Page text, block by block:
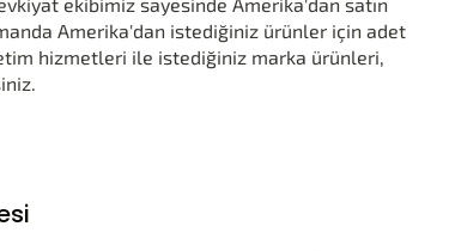
Amerika'dan istediğiniz ürünler için adet
hizmetleri ile istediğiniz marka ürünleri,